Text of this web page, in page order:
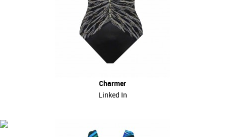
Charmer
Linked In